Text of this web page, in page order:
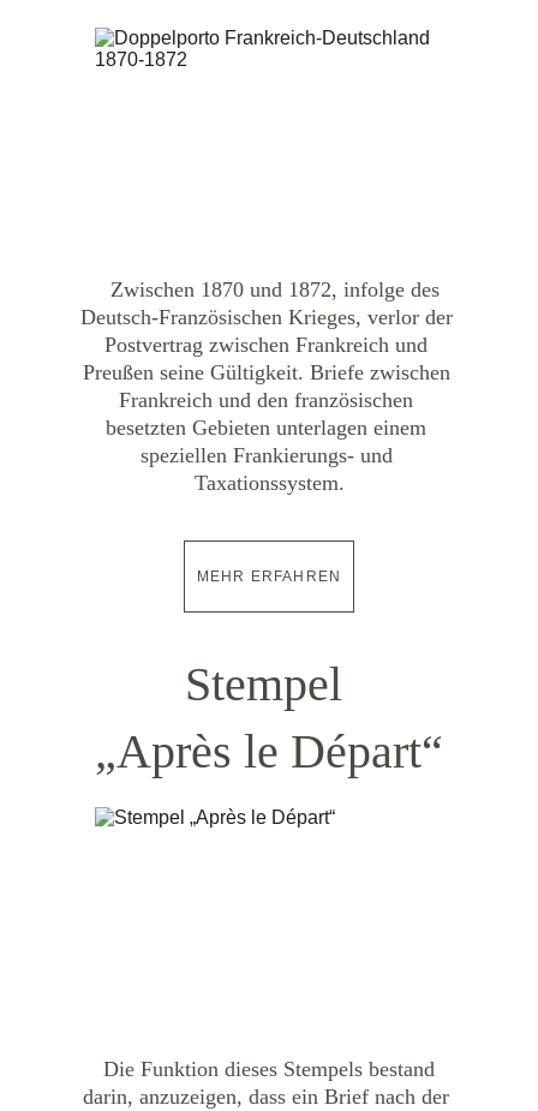
Deutsch-Französischen Krieges, verlor der
Postvertrag zwischen Frankreich und
Preußen seine Gültigkeit. Briefe zwischen
Frankreich und den französischen
besetzten Gebieten unterlagen einem
speziellen Frankierungs- und
Taxationssystem.
MEHR ERFAHREN
Stempel
„Après le Départ“
Die Funktion dieses Stempels bestand
darin, anzuzeigen, dass ein Brief nach der